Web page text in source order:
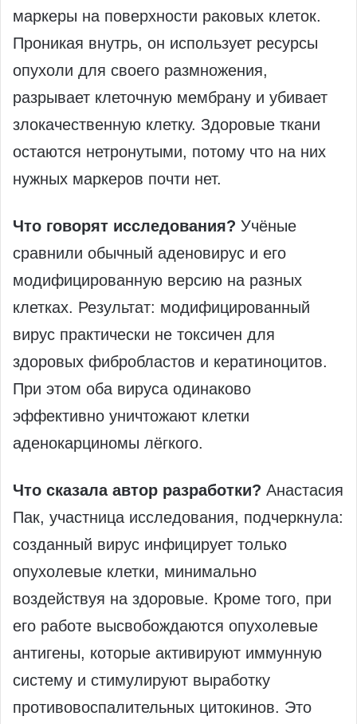
маркеры на поверхности раковых клеток.
Проникая внутрь, он использует ресурсы
опухоли для своего размножения,
разрывает клеточную мембрану и убивает
злокачественную клетку. Здоровые ткани
остаются нетронутыми, потому что на них
нужных маркеров почти нет.
Что говорят исследования? Учёные
сравнили обычный аденовирус и его
модифицированную версию на разных
клетках. Результат: модифицированный
вирус практически не токсичен для
здоровых фибробластов и кератиноцитов.
При этом оба вируса одинаково
эффективно уничтожают клетки
аденокарциномы лёгкого.
Что сказала автор разработки? Анастасия
Пак, участница исследования, подчеркнула:
созданный вирус инфицирует только
опухолевые клетки, минимально
воздействуя на здоровые. Кроме того, при
его работе высвобождаются опухолевые
антигены, которые активируют иммунную
систему и стимулируют выработку
противовоспалительных цитокинов. Это